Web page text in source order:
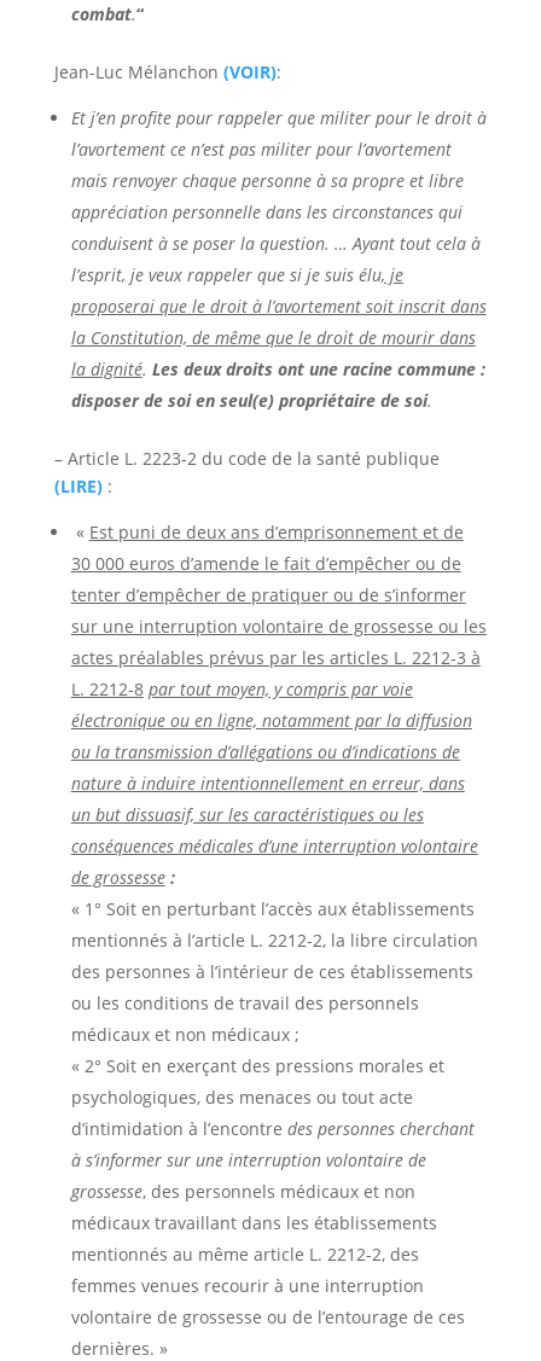
combat.“
Jean-Luc Mélanchon (VOIR):
Et j’en profite pour rappeler que militer pour le droit à
l’avortement ce n’est pas militer pour l’avortement
mais renvoyer chaque personne à sa propre et libre
appréciation personnelle dans les circonstances qui
conduisent à se poser la question. … Ayant tout cela à
l’esprit, je veux rappeler que si je suis élu, je
proposerai que le droit à l’avortement soit inscrit dans
la Constitution, de même que le droit de mourir dans
la dignité. Les deux droits ont une racine commune :
disposer de soi en seul(e) propriétaire de soi.
– Article L. 2223-2 du code de la santé publique
(LIRE):
« Est puni de deux ans d’emprisonnement et de
30 000 euros d’amende le fait d’empêcher ou de
tenter d’empêcher de pratiquer ou de s’informer
sur une interruption volontaire de grossesse ou les
actes préalables prévus par les articles L. 2212-3 à
L. 2212-8 par tout moyen, y compris par voie
électronique ou en ligne, notamment par la diffusion
ou la transmission d’allégations ou d’indications de
nature à induire intentionnellement en erreur, dans
un but dissuasif, sur les caractéristiques ou les
conséquences médicales d’une interruption volontaire
de grossesse:
« 1° Soit en perturbant l’accès aux établissements
mentionnés à l’article L. 2212-2, la libre circulation
des personnes à l’intérieur de ces établissements
ou les conditions de travail des personnels
médicaux et non médicaux ;
« 2° Soit en exerçant des pressions morales et
psychologiques, des menaces ou tout acte
d’intimidation à l’encontre des personnes cherchant
à s’informer sur une interruption volontaire de
grossesse, des personnels médicaux et non
médicaux travaillant dans les établissements
mentionnés au même article L. 2212-2, des
femmes venues recourir à une interruption
volontaire de grossesse ou de l’entourage de ces
dernières. »